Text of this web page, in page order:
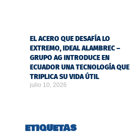
EL ACERO QUE DESAFÍA LO
EXTREMO, IDEAL ALAMBREC –
GRUPO AG INTRODUCE EN
ECUADOR UNA TECNOLOGÍA QUE
TRIPLICA SU VIDA ÚTIL
julio 10, 2026
ETIQUETAS